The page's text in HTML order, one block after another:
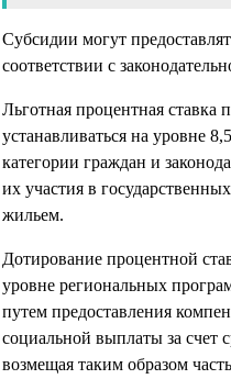
Субсидии могут
соответствии с
Льготная процентная ставка
устанавливаться на уровне
категории граждан и
их участия в
жильем.
Дотирование процентной
уровне региональных
путем предоставления
социальной выплаты за счет
возмещая таким образом